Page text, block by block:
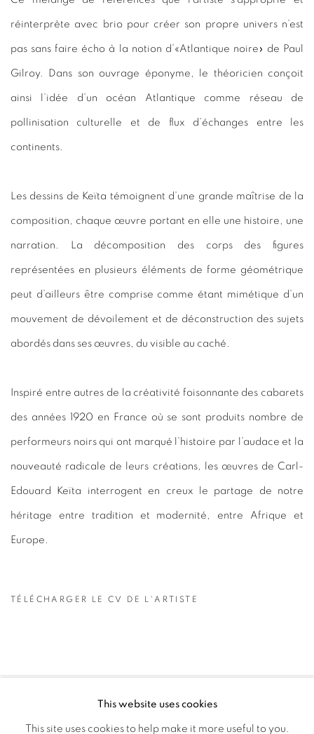
réinterprète avec brio pour créer son propre univers n’est
pas sans faire écho à la notion d’«Atlantique noire» de Paul
Gilroy. Dans son ouvrage éponyme, le théoricien conçoit
ainsi l’idée d’un océan Atlantique comme réseau de
pollinisation culturelle et de flux d’échanges entre les
continents.
Les dessins de Keïta témoignent d’une grande maîtrise de la
composition, chaque œuvre portant en elle une histoire, une
narration. La décomposition des corps des figures
représentées en plusieurs éléments de forme géométrique
peut d’ailleurs être comprise comme étant mimétique d’un
mouvement de dévoilement et de déconstruction des sujets
abordés dans ses œuvres, du visible au caché.
Inspiré entre autres de la créativité foisonnante des cabarets
des années 1920 en France où se sont produits nombre de
performeurs noirs qui ont marqué l’histoire par l’audace et la
nouveauté radicale de leurs créations, les œuvres de Carl-
Edouard Keïta interrogent en creux le partage de notre
héritage entre tradition et modernité, entre Afrique et
Europe.
TÉLÉCHARGER LE CV DE L'ARTISTE
MANAGE COOKIES
This website uses cookies
This site uses cookies to help make it more useful to you.